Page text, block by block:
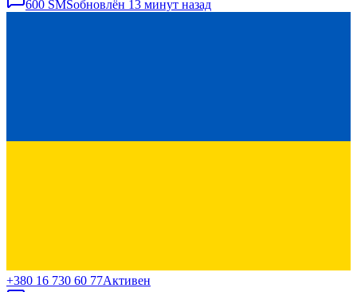
600 SMSобновлён 13 минут назад
+380 16 730 60 77Активен